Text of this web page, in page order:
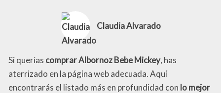
Claudia Alvarado
Si querías comprar Albornoz Bebe Mickey, has
aterrizado en la página web adecuada. Aquí
encontrarás el listado más en profundidad con lo mejor